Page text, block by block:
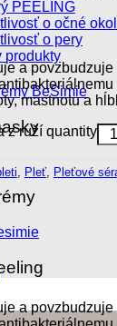
PEELING
o očné
o pery
produkty
a
mastnotu a
z ruží quantity
Pleť Pleťové
a